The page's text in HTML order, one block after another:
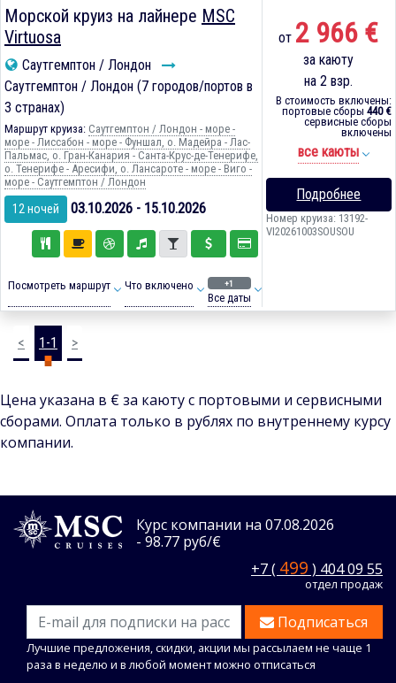
Морской круиз на лайнере MSC
Virtuosa
Саутгемптон / Лондон
Саутгемптон / Лондон (7 городов/портов в
3 странах)
Маршрут круиза: Саутгемптон / Лондон - море -
море - Лиссабон - море - Фуншал, о. Мадейра - Лас-
Пальмас, о. Гран-Канария - Санта-Крус-де-Тенерифе,
о. Тенерифе - Аресифи, о. Лансароте - море - Виго -
море - Саутгемптон / Лондон
12 ночей 03.10.2026 - 15.10.2026
Посмотреть маршрут Что включено +1
Все даты
от 2 966 €
за каюту
на 2 взр.
В стоимость включены:
портовые сборы 440 €
сервисные сборы
включены
все каюты
Подробнее
Номер круиза: 13192-
VI20261003SOUSOU
< 1-1 >
Цена указана в € за каюту с портовыми и сервисными
сборами. Оплата только в рублях по внутреннему курсу
компании.
Курс компании на 07.08.2026
- 98.77 руб/€
+7 ( 499 ) 404 09 55
отдел продаж
Подписаться
Лучшие предложения, скидки, акции мы рассылаем не чаще 1
раза в неделю и в любой момент можно отписаться